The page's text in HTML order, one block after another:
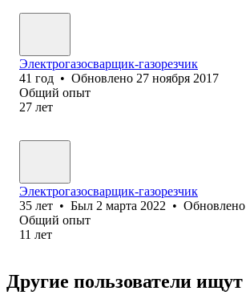
Электрогазосварщик-газорезчик
41 год • Обновлено 27 ноября 2017
Общий опыт
27 лет
Электрогазосварщик-газорезчик
35 лет • Был 2 марта 2022 • Обновлено
Общий опыт
11 лет
Другие пользователи ищут